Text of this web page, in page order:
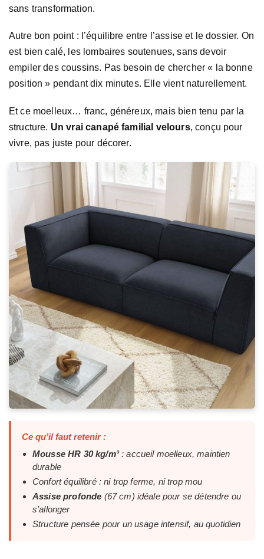
sans transformation.
Autre bon point : l’équilibre entre l’assise et le dossier. On
est bien calé, les lombaires soutenues, sans devoir
empiler des coussins. Pas besoin de chercher « la bonne
position » pendant dix minutes. Elle vient naturellement.
Et ce moelleux… franc, généreux, mais bien tenu par la
structure. Un vrai canapé familial velours, conçu pour
vivre, pas juste pour décorer.
Ce qu’il faut retenir :
Mousse HR 30 kg/m³: accueil moelleux, maintien
durable
Confort équilibré : ni trop ferme, ni trop mou
Assise profonde (67 cm) idéale pour se détendre ou
s’allonger
Structure pensée pour un usage intensif, au quotidien